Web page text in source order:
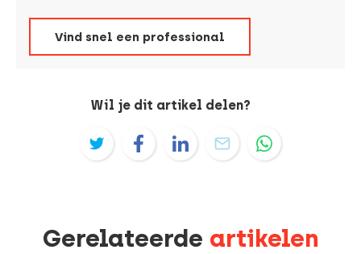
Vind snel een professional
Wil je dit artikel delen?
Gerelateerde artikelen